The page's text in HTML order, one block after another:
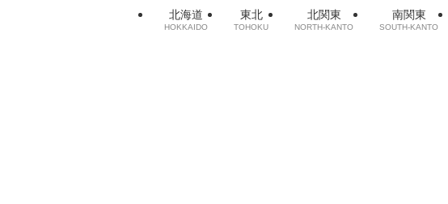
北海道
HOKKAIDO
東北
TOHOKU
北関東
NORTH-KANTO
南関東
SOUTH-KANTO